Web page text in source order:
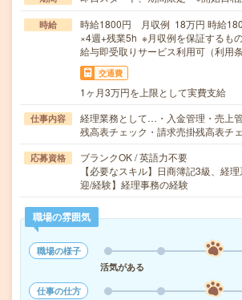
時給
時給1800円 月収例 18万円 時給
×4週+残業5h ※月収例を保証するも
給与即受取りサービス利用可（利用条
交通費
1ヶ月3万円を上限として実費支給
仕事内容
経理業務として…・入金管理・売上
残高表チェック・請求売掛残高表チ
応募資格
ブランクOK / 英語力不要
【必要なスキル】日商簿記3級、
迎/経験】経理事務の経験
職場の雰囲気
職場の様子
活気がある
仕事の仕方